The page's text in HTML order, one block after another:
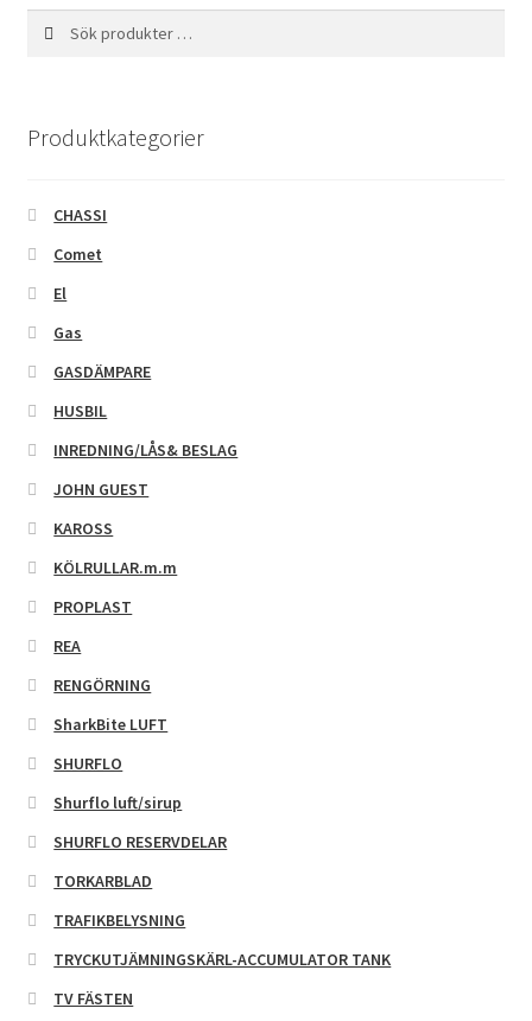
Produktkategorier
CHASSI
Comet
El
Gas
GASDÄMPARE
HUSBIL
INREDNING/LÅS& BESLAG
JOHN GUEST
KAROSS
KÖLRULLAR.m.m
PROPLAST
REA
RENGÖRNING
SharkBite LUFT
SHURFLO
Shurflo luft/sirup
SHURFLO RESERVDELAR
TORKARBLAD
TRAFIKBELYSNING
TRYCKUTJÄMNINGSKÄRL-ACCUMULATOR TANK
TV FÄSTEN